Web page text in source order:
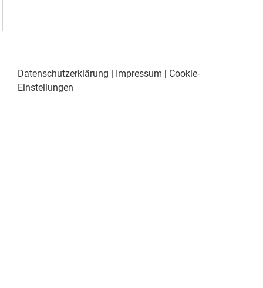
Datenschutzerklärung | Impressum | Cookie-
Einstellungen